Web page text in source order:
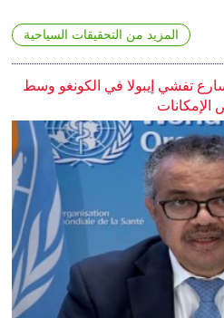
المزيد من التحقيقات السياحية
تفشي إيبولا في الكونغو وسط
الإمكانات